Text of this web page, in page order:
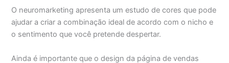
O neuromarketing apresenta um estudo de cores que pode
ajudar a criar a combinação ideal de acordo com o nicho e
o sentimento que você pretende despertar.
Ainda é importante que o design da página de vendas